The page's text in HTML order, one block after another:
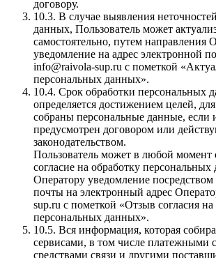
договору.
10.3. В случае выявления
данных, Пользователь может
самостоятельно, путем направления
уведомление на адрес электронной
info@raivola-sup.ru с пометкой
персональных данных».
10.4. Срок обработки персональных
определяется достижением целей,
собраны персональные данные, если
предусмотрен договором или
законодательством.
Пользователь может в любой момент
согласие на обработку
Оператору уведомление посредством
почты на электронный адрес
sup.ru с пометкой «Отзыв согласия на
персональных данных».
10.5. Вся информация, которая
сервисами, в том числе платежными
средствами связи и другими